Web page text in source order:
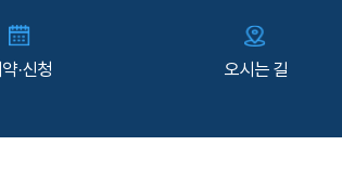
·신청 오시는 길